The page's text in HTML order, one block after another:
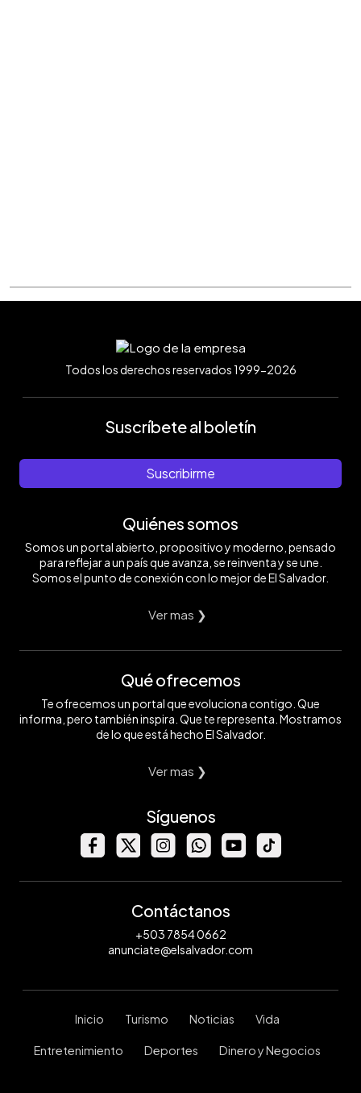
Todos los derechos reservados 1999-2026
Suscríbete al boletín
Suscribirme
Quiénes somos
Somos un portal abierto, propositivo y moderno, pensado
para reflejar a un país que avanza, se reinventa y se une.
Somos el punto de conexión con lo mejor de El Salvador.
Ver mas ❯
Qué ofrecemos
Te ofrecemos un portal que evoluciona contigo. Que
informa, pero también inspira. Que te representa. Mostramos
de lo que está hecho El Salvador.
Ver mas ❯
Síguenos
Contáctanos
+503 7854 0662
anunciate@elsalvador.com
Inicio Turismo Noticias Vida
Entretenimiento Deportes Dinero y Negocios